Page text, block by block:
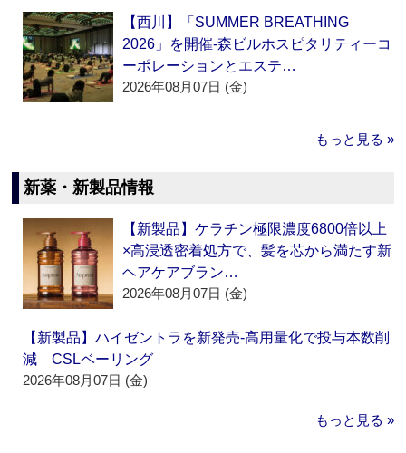
【西川】「SUMMER BREATHING
2026」を開催‐森ビルホスピタリティーコ
ーポレーションとエステ…
2026年08月07日 (金)
もっと見る »
新薬・新製品情報
【新製品】ケラチン極限濃度6800倍以上
×高浸透密着処方で、髪を芯から満たす新
ヘアケアブラン…
2026年08月07日 (金)
【新製品】ハイゼントラを新発売‐高用量化で投与本数削
減 CSLベーリング
2026年08月07日 (金)
もっと見る »